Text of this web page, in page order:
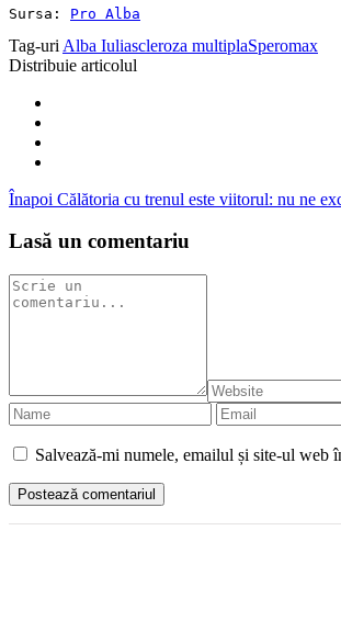
Sursa: Pro Alba
Tag-uri Alba Iuliascleroza multiplaSperomax
Distribuie articolul
Înapoi Călătoria cu trenul este viitorul: nu ne
Lasă un comentariu
Salvează-mi numele, emailul și site-ul web